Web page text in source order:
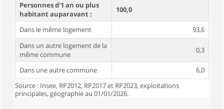
Personnes d'1 an ou plus
habitant auparavant :
100,0
Dans le même logement
93,6
Dans un autre logement de la
même commune
0,3
Dans une autre commune
6,0
Source : Insee, RP2012, RP2017 et RP2023, exploitations
principales, géographie au 01/01/2026.